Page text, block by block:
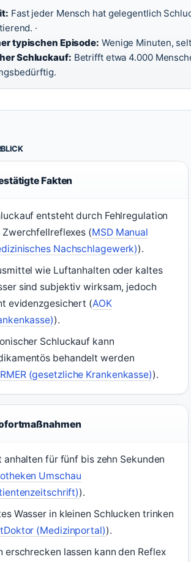
Fast jeder Mensch hat gelegentlich
·
typischen Episode: Wenige Minuten,
Schluckauf: Betrifft etwa 4.000
Fakten
entsteht durch Fehlregulation
Zwerchfellreflexes (MSD Manual
Nachschlagewerk)).
wie Luftanhalten oder kaltes
sind subjektiv wirksam, jedoch
evidenzgesichert (AOK
).
Schluckauf kann
behandelt werden
(gesetzliche Krankenkasse)).
anhalten für fünf bis zehn Sekunden
Umschau
).
Wasser in kleinen Schlucken trinken
(Medizinportal)).
erschrecken lassen kann den Reflex